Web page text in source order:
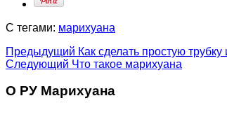
С тегами: марихуана
Предыдущий Как сделать простую трубку
Следующий Что такое марихуана
О РУ Марихуана